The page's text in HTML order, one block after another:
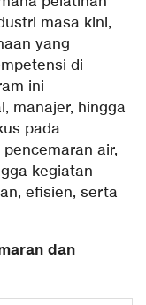
masa kini,
yang
di
ini
manajer, hingga
pada
air,
kegiatan
efisien, serta
dan